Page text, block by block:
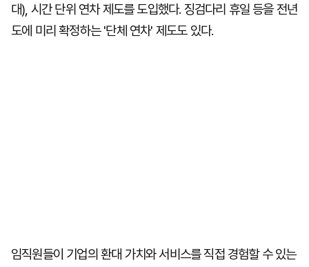
대), 시간 단위 연차 제도를 도입했다. 징검다리 휴일 등을 전년
도에 미리 확정하는 '단체 연차' 제도도 있다.
임직원들이 기업의 환대 가치와 서비스를 직접 경험할 수 있는